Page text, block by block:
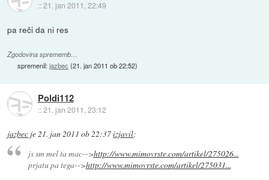
::21. jan 2011, 22:49
pa reči da ni res
Zgodovina sprememb…
spremenil:jazbec (21. jan 2011 ob 22:52)
Poldi112
::21. jan 2011, 23:12
jazbec je 21. jan 2011 ob 22:37izjavil:
js sm mel ta mac-->http://www.mimovrste.com/artikel/275026...
prjatu pa tega-->http://www.mimovrste.com/artikel/275031...